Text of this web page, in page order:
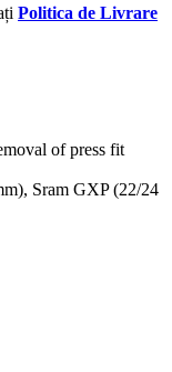
Politica de Livrare
of press fit
Sram GXP (22/24